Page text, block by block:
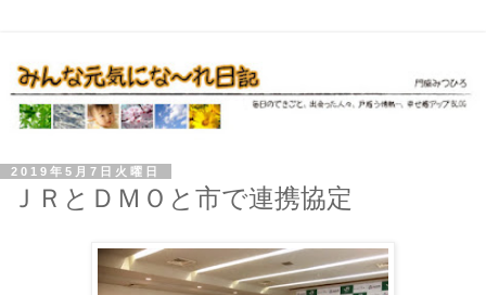
2019年5月7日火曜日
ＪＲとＤＭＯと市で連携協定